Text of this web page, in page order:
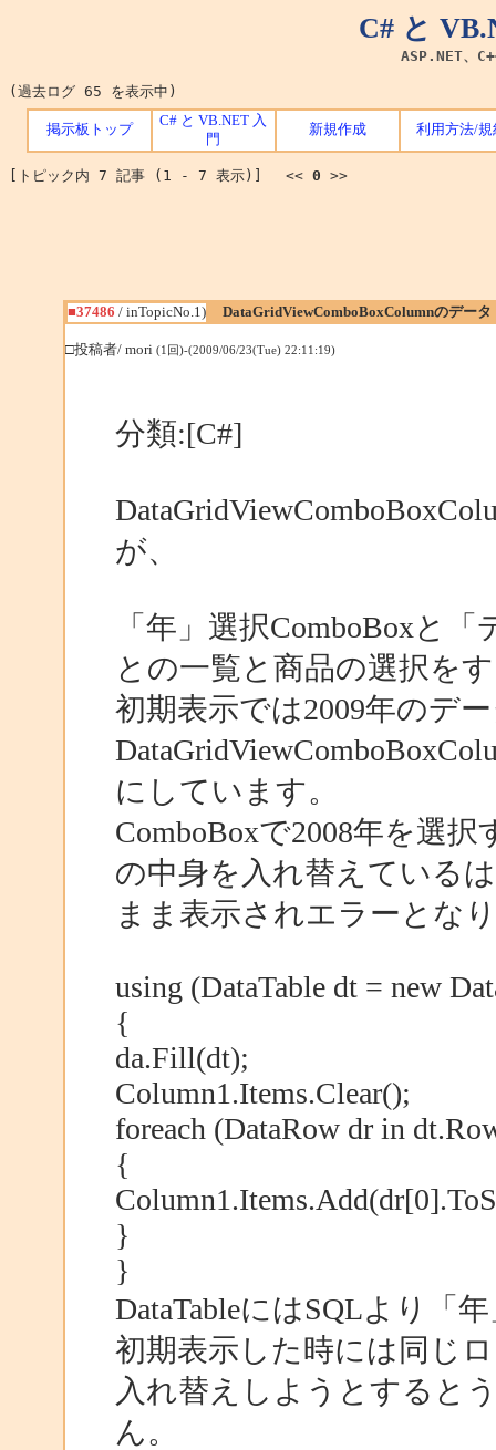
C# と
ASP.NET、
(過去ログ 65 を表示中)
掲示板トップ
C# と VB.NET 入
門
新規作成 利用方法/規
[トピック内 7 記事 (1 - 7 表示)] << 0 >>
■37486 / inTopicNo.1) DataGridViewComboBoxColumnのデータ
□投稿者/ mori (1回)-(2009/06/23(Tue) 22:11:19)
分類:[C#]
が、
「年」選択ComboBoxと
との一覧と商品の選択を
初期表示では2009年のデ
にしています。
ComboBoxで2008年を選択
の中身を入れ替えている
まま表示されエラーとな
using (DataTable dt = new
{
da.Fill(dt);
Column1.Items.Clear();
foreach (DataRow dr in
{
}
}
DataTableにはSQLより「
初期表示した時には同じ
入れ替えしようとすると
ん。